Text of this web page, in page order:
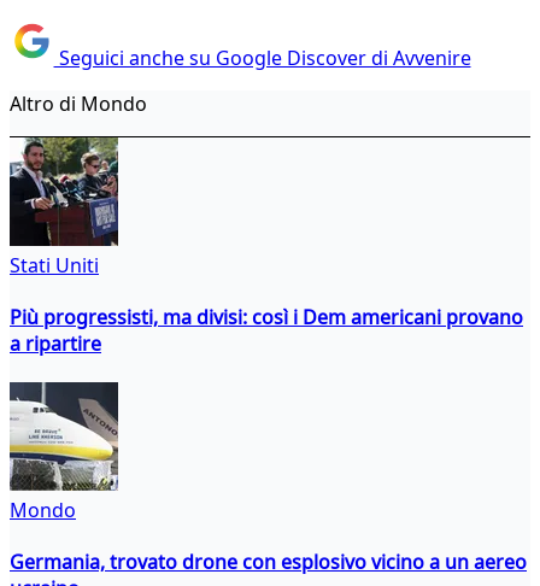
Seguici anche su Google Discover di Avvenire
Altro di Mondo
Stati Uniti
Più progressisti, ma divisi: così i Dem americani provano
a ripartire
Mondo
Germania, trovato drone con esplosivo vicino a un aereo